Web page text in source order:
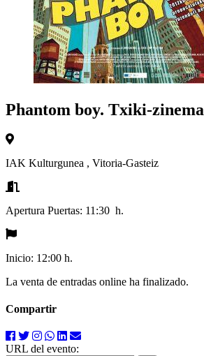
Phantom boy. Txiki-zinema
IAK Kulturgunea , Vitoria-Gasteiz
Apertura Puertas: 11:30 h.
Inicio: 12:00 h.
La venta de entradas online ha finalizado.
Compartir
URL del evento: